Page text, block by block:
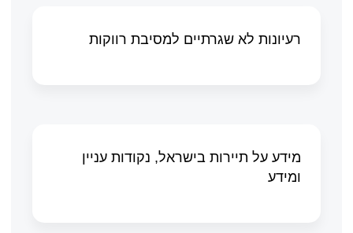
רעיונות לא שגרתיים למסיבת רווקות
מידע על תיירות בישראל, נקודות עניין
ומידע